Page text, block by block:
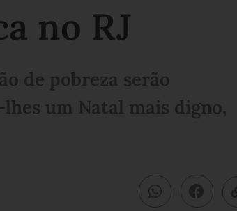
no RJ
de pobreza serão
um Natal mais digno,